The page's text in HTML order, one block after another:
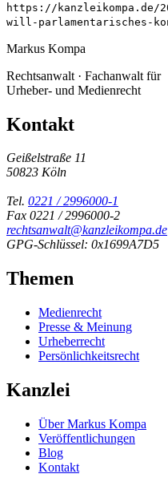
https://kanzleikompa.de/
will-parlamentarisches-
Markus Kompa
Rechtsanwalt · Fachanwalt für
Urheber- und Medienrecht
Kontakt
Geißelstraße 11
50823 Köln
Tel. 0221 / 2996000-1
Fax 0221 / 2996000-2
rechtsanwalt@kanzleikompa.de
GPG-Schlüssel: 0x1699A7D5
Themen
Medienrecht
Presse & Meinung
Urheberrecht
Persönlichkeitsrecht
Kanzlei
Über Markus Kompa
Veröffentlichungen
Blog
Kontakt